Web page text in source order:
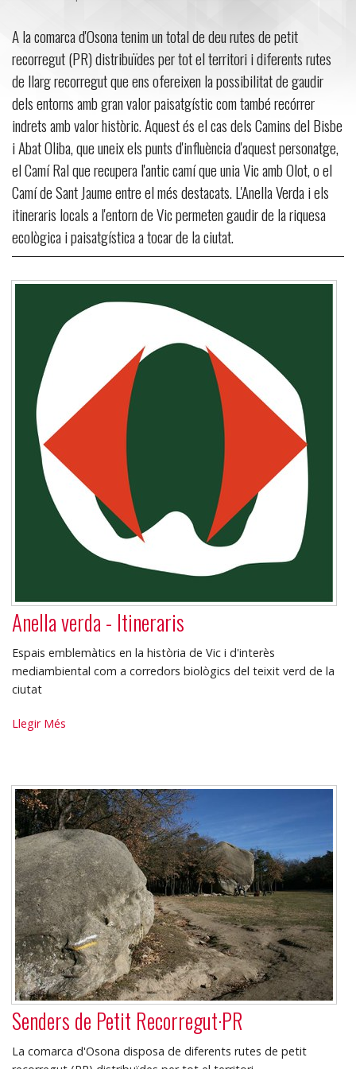
A la comarca d'Osona tenim un total de deu rutes de petit
recorregut (PR) distribuïdes per tot el territori i diferents rutes
de llarg recorregut que ens ofereixen la possibilitat de gaudir
dels entorns amb gran valor paisatgístic com també recórrer
indrets amb valor històric. Aquest és el cas dels Camins del Bisbe
i Abat Oliba, que uneix els punts d'influència d'aquest personatge,
el Camí Ral que recupera l'antic camí que unia Vic amb Olot, o el
Camí de Sant Jaume entre el més destacats. L'Anella Verda i els
itineraris locals a l'entorn de Vic permeten gaudir de la riquesa
ecològica i paisatgística a tocar de la ciutat.
Anella verda - Itineraris
Espais emblemàtics en la història de Vic i d'interès
mediambiental com a corredors biològics del teixit verd de la
ciutat
Anella
Llegir Més
Senders de Petit Recorregut·PR
La comarca d'Osona disposa de diferents rutes de petit